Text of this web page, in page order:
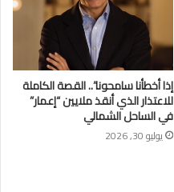
إذا أخطأنا سامحونا”.. القصة الكاملة
للاعتذار الذي أنقذ ملايين “إعمار”
في الساحل الشمالي
يوليو 30, 2026